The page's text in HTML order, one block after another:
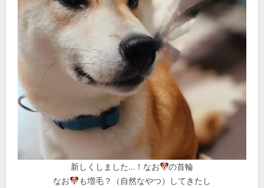
新しくしました…！なお
の首輪
なお
も増毛？（自然なやつ）してきたし